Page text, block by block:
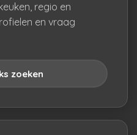
regio en
en vraag
zoeken